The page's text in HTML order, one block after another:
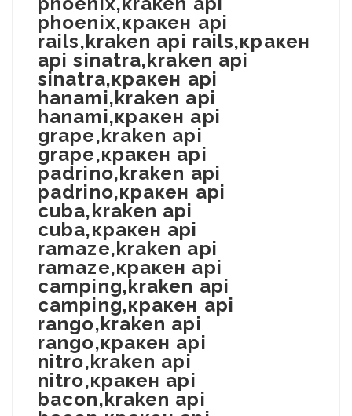
phoenix,кракен api
rails,kraken api rails,кракен
api sinatra,kraken api
sinatra,кракен api
hanami,kraken api
hanami,кракен api
grape,kraken api
grape,кракен api
padrino,kraken api
padrino,кракен api
cuba,kraken api
cuba,кракен api
ramaze,kraken api
ramaze,кракен api
camping,kraken api
camping,кракен api
rango,kraken api
rango,кракен api
nitro,kraken api
nitro,кракен api
bacon,kraken api